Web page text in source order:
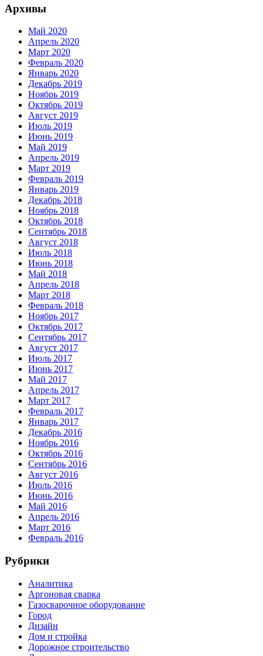
Архивы
Май 2020
Апрель 2020
Март 2020
Февраль 2020
Январь 2020
Декабрь 2019
Ноябрь 2019
Октябрь 2019
Август 2019
Июль 2019
Июнь 2019
Май 2019
Апрель 2019
Март 2019
Февраль 2019
Январь 2019
Декабрь 2018
Ноябрь 2018
Октябрь 2018
Сентябрь 2018
Август 2018
Июль 2018
Июнь 2018
Май 2018
Апрель 2018
Март 2018
Февраль 2018
Ноябрь 2017
Октябрь 2017
Сентябрь 2017
Август 2017
Июль 2017
Июнь 2017
Май 2017
Апрель 2017
Март 2017
Февраль 2017
Январь 2017
Декабрь 2016
Ноябрь 2016
Октябрь 2016
Сентябрь 2016
Август 2016
Июль 2016
Июнь 2016
Май 2016
Апрель 2016
Март 2016
Февраль 2016
Рубрики
Аналитика
Аргоновая сварка
Газосварочное оборудование
Город
Дизайн
Дом и стройка
Дорожное строительство